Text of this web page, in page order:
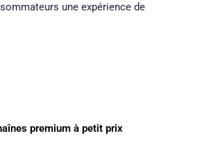
une expérience de
premium à petit prix